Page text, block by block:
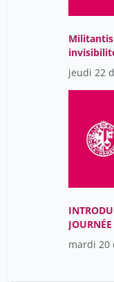
du VIH/
jeudi 22
mardi 20